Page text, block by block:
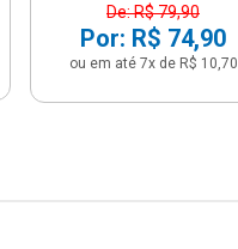
De: R$ 79,90
Por: R$ 74,90
ou em até 7x de R$ 10,70